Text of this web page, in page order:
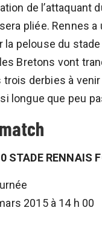
de l’attaquant
sera pliée. Rennes
la pelouse du
Bretons vont
trois derbies à
longue que peu
STADE RENNAIS
2015 à 14 h 00